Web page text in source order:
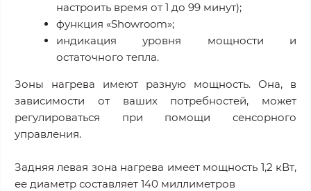
настроить время от 1 до 99 минут);
функция «Showroom»;
индикация уровня мощности и
остаточного тепла.
Зоны нагрева имеют разную мощность. Она, в
зависимости от ваших потребностей, может
регулироваться при помощи сенсорного
управления.
Задняя левая зона нагрева имеет мощность 1,2 кВт,
ее диаметр составляет 140 миллиметров